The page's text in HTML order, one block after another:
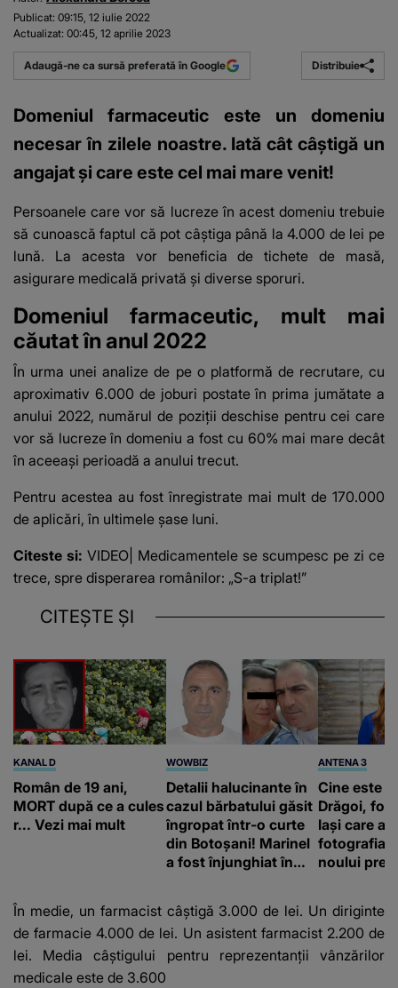
Publicat: 09:15, 12 iulie 2022
Actualizat: 00:45, 12 aprilie 2023
Adaugă-ne ca sursă preferată în Google Distribuie
Domeniul farmaceutic este un domeniu
necesar în zilele noastre. Iată cât câștigă un
angajat și care este cel mai mare venit!
Persoanele care vor să lucreze în acest domeniu trebuie
să cunoască faptul că pot câștiga până la 4.000 de lei pe
lună. La acesta vor beneficia de tichete de masă,
asigurare medicală privată și diverse sporuri.
Domeniul farmaceutic, mult mai
căutat în anul 2022
În urma unei analize de pe o platformă de recrutare, cu
aproximativ 6.000 de joburi postate în prima jumătate a
anului 2022, numărul de poziţii deschise pentru cei care
vor să lucreze în domeniu a fost cu 60% mai mare decât
în aceeaşi perioadă a anului trecut.
Pentru acestea au fost înregistrate mai mult de 170.000
de aplicări, în ultimele şase luni.
Citeste si: VIDEO| Medicamentele se scumpesc pe zi ce
trece, spre disperarea românilor: „S-a triplat!”
CITEȘTE ȘI
KANAL D
Român de 19 ani,
MORT după ce a cules
r... Vezi mai mult
WOWBIZ
Detalii halucinante în
cazul bărbatului găsit
îngropat într-o curte
din Botoșani! Marinel
a fost înjunghiat în
suspecți
ANTENA 3
Cine este
Drăgoi,
Iași care a
fotografia
noului
În medie, un farmacistcâștigă 3.000 de lei. Un diriginte
de farmacie 4.000 de lei. Un asistent farmacist 2.200 de
lei. Media câștigului pentru reprezentanții vânzărilor
medicale este de 3.600